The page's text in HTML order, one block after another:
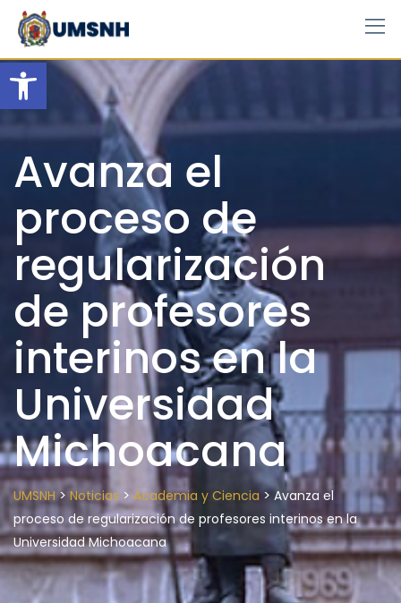
Open toolbar
Skip
content
Avanza el
proceso de
regularización
de profesores
interinos en la
Universidad
Michoacana
UMSNH> Noticias > Academia y Ciencia >Avanza el
proceso de regularización de profesores interinos en la
Universidad Michoacana